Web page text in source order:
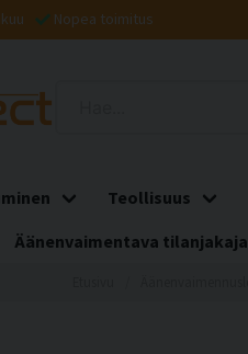
Nopea toimitus
Teollisuus
Äänenvaimentava tilanjakaja